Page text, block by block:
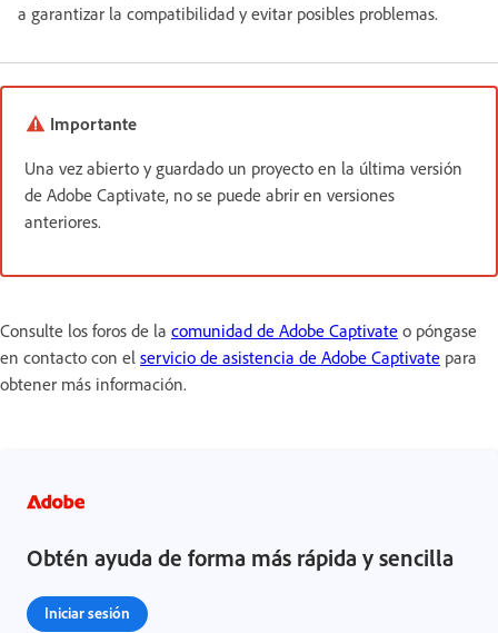
a garantizar la compatibilidad y evitar posibles problemas.
Importante
Una vez abierto y guardado un proyecto en la última versión
de Adobe Captivate, no se puede abrir en versiones
anteriores.
Consulte los foros de la comunidad de Adobe Captivate o póngase
en contacto con el servicio de asistencia de Adobe Captivate para
obtener más información.
Obtén ayuda de forma más rápida y sencilla
Iniciar sesión